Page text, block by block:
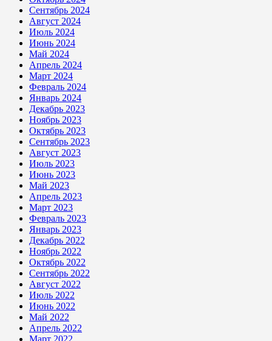
Сентябрь 2024
Август 2024
Июль 2024
Июнь 2024
Май 2024
Апрель 2024
Март 2024
Февраль 2024
Январь 2024
Декабрь 2023
Ноябрь 2023
Октябрь 2023
Сентябрь 2023
Август 2023
Июль 2023
Июнь 2023
Май 2023
Апрель 2023
Март 2023
Февраль 2023
Январь 2023
Декабрь 2022
Ноябрь 2022
Октябрь 2022
Сентябрь 2022
Август 2022
Июль 2022
Июнь 2022
Май 2022
Апрель 2022
Март 2022